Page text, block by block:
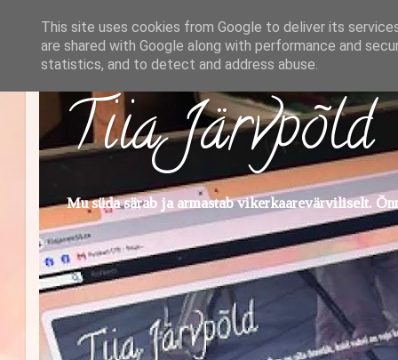
Tiia Järvpõld
Mu süda särab ja armastab vikerkaarevärviliselt.
This site uses cookies from Google to deliver its
are shared with Google along with performance and
statistics, and to detect and address abuse.